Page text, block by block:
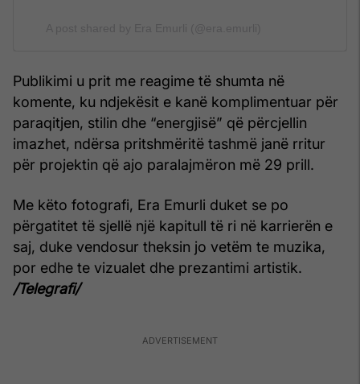
Publikimi u prit me reagime të shumta në
komente, ku ndjekësit e kanë komplimentuar për
paraqitjen, stilin dhe “energjisë” që përcjellin
imazhet, ndërsa pritshmëritë tashmë janë rritur
për projektin që ajo paralajmëron më 29 prill.
Me këto fotografi, Era Emurli duket se po
përgatitet të sjellë një kapitull të ri në karrierën e
saj, duke vendosur theksin jo vetëm te muzika,
por edhe te vizualet dhe prezantimi artistik.
/Telegrafi/